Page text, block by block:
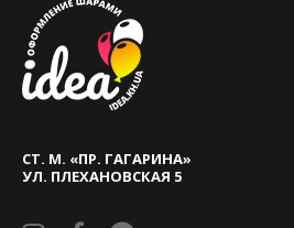
СТ. М. «ПР. ГАГАРИНА»
УЛ. ПЛЕХАНОВСКАЯ 5